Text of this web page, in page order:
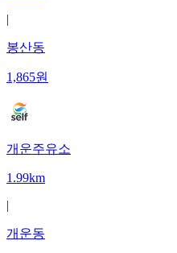
|
봉산동
1,865원
개운주유소
1.99km
|
개운동